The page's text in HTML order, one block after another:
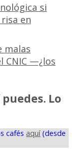
si
en
malas
CNIC —¿los
Lo
cafés aquí(desde